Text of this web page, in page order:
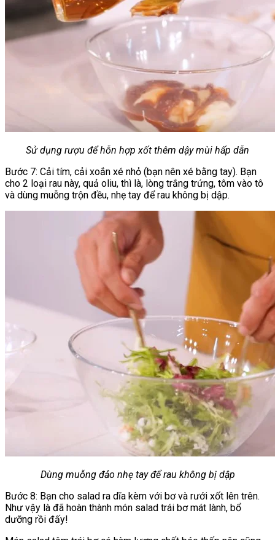
Sử dụng rượu để hỗn hợp xốt thêm dậy mùi hấp dẫn
Bước 7: Cải tím, cải xoắn xé nhỏ (bạn nên xé bằng tay). Bạn
cho 2 loại rau này, quả oliu, thì là, lòng trắng trứng, tôm vào tô
và dùng muỗng trộn đều, nhẹ tay để rau không bị dập.
Dùng muỗng đảo nhẹ tay để rau không bị dập
Bước 8: Bạn cho salad ra dĩa kèm với bơ và rưới xốt lên trên.
Như vậy là đã hoàn thành món salad trái bơ mát lành, bổ
dưỡng rồi đấy!